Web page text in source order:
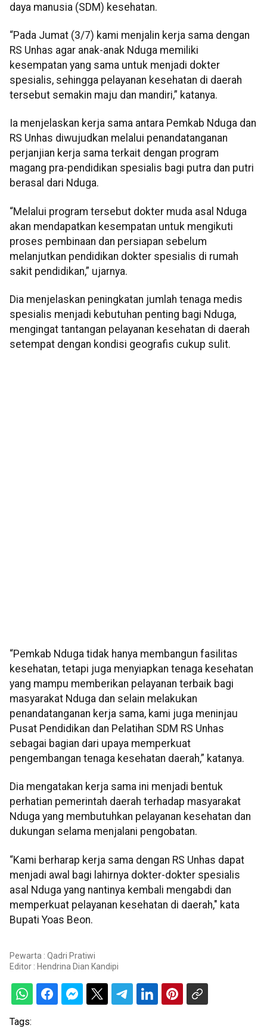
daya manusia (SDM) kesehatan.
“Pada Jumat (3/7) kami menjalin kerja sama dengan
RS Unhas agar anak-anak Nduga memiliki
kesempatan yang sama untuk menjadi dokter
spesialis, sehingga pelayanan kesehatan di daerah
tersebut semakin maju dan mandiri,” katanya.
Ia menjelaskan kerja sama antara Pemkab Nduga dan
RS Unhas diwujudkan melalui penandatanganan
perjanjian kerja sama terkait dengan program
magang pra-pendidikan spesialis bagi putra dan putri
berasal dari Nduga.
“Melalui program tersebut dokter muda asal Nduga
akan mendapatkan kesempatan untuk mengikuti
proses pembinaan dan persiapan sebelum
melanjutkan pendidikan dokter spesialis di rumah
sakit pendidikan,” ujarnya.
Dia menjelaskan peningkatan jumlah tenaga medis
spesialis menjadi kebutuhan penting bagi Nduga,
mengingat tantangan pelayanan kesehatan di daerah
setempat dengan kondisi geografis cukup sulit.
“Pemkab Nduga tidak hanya membangun fasilitas
kesehatan, tetapi juga menyiapkan tenaga kesehatan
yang mampu memberikan pelayanan terbaik bagi
masyarakat Nduga dan selain melakukan
penandatanganan kerja sama, kami juga meninjau
Pusat Pendidikan dan Pelatihan SDM RS Unhas
sebagai bagian dari upaya memperkuat
pengembangan tenaga kesehatan daerah,” katanya.
Dia mengatakan kerja sama ini menjadi bentuk
perhatian pemerintah daerah terhadap masyarakat
Nduga yang membutuhkan pelayanan kesehatan dan
dukungan selama menjalani pengobatan.
“Kami berharap kerja sama dengan RS Unhas dapat
menjadi awal bagi lahirnya dokter-dokter spesialis
asal Nduga yang nantinya kembali mengabdi dan
memperkuat pelayanan kesehatan di daerah," kata
Bupati Yoas Beon.
Pewarta : Qadri Pratiwi
Editor : Hendrina Dian Kandipi
Tags: